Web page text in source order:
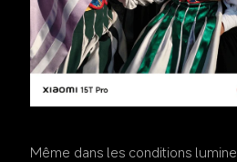
Même dans les conditions